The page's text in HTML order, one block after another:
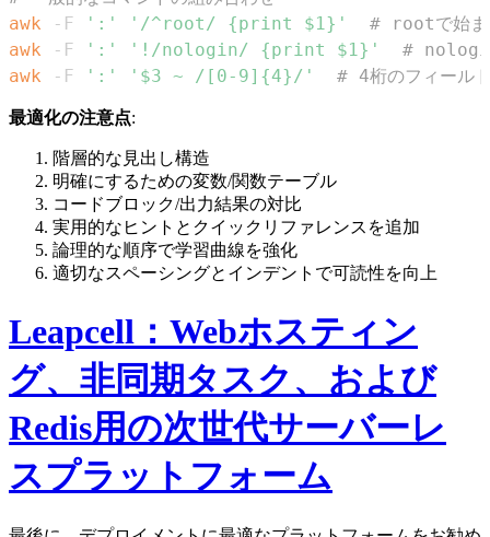
awk -F ':' '/^root/ {print $1}'
# rootで始ま
awk -F ':' '!/nologin/ {print $1}'
# nologin
awk -F ':' '$3 ~ /[0-9]{4}/' # 4桁のフィール
最適化の注意点:
階層的な見出し構造
明確にするための変数/関数テーブル
コードブロック/出力結果の対比
実用的なヒントとクイックリファレンスを追加
論理的な順序で学習曲線を強化
適切なスペーシングとインデントで可読性を向上
Leapcell：Webホスティン
グ、非同期タスク、および
Redis用の次世代サーバーレ
スプラットフォーム